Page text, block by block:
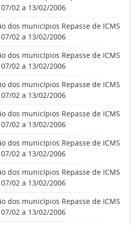
02 a 13/02/2006
dos municípios Repasse de ICMS
02 a 13/02/2006
dos municípios Repasse de ICMS
02 a 13/02/2006
dos municípios Repasse de ICMS
02 a 13/02/2006
dos municípios Repasse de ICMS
02 a 13/02/2006
dos municípios Repasse de ICMS
02 a 13/02/2006
dos municípios Repasse de ICMS
02 a 13/02/2006
dos municípios Repasse de ICMS
02 a 13/02/2006